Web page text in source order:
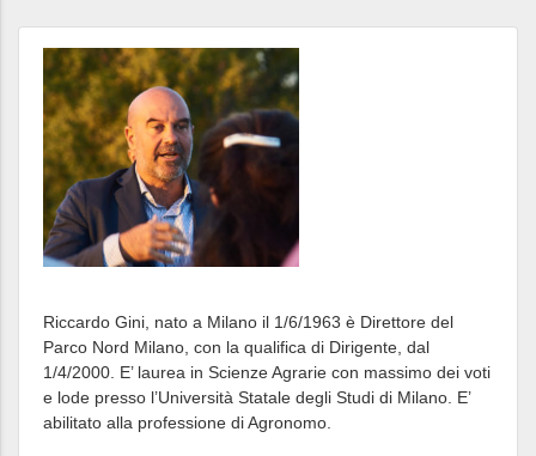
Riccardo Gini, nato a Milano il 1/6/1963 è Direttore del
Parco Nord Milano, con la qualifica di Dirigente, dal
1/4/2000. E’ laurea in Scienze Agrarie con massimo dei voti
e lode presso l’Università Statale degli Studi di Milano. E’
abilitato alla professione di Agronomo.